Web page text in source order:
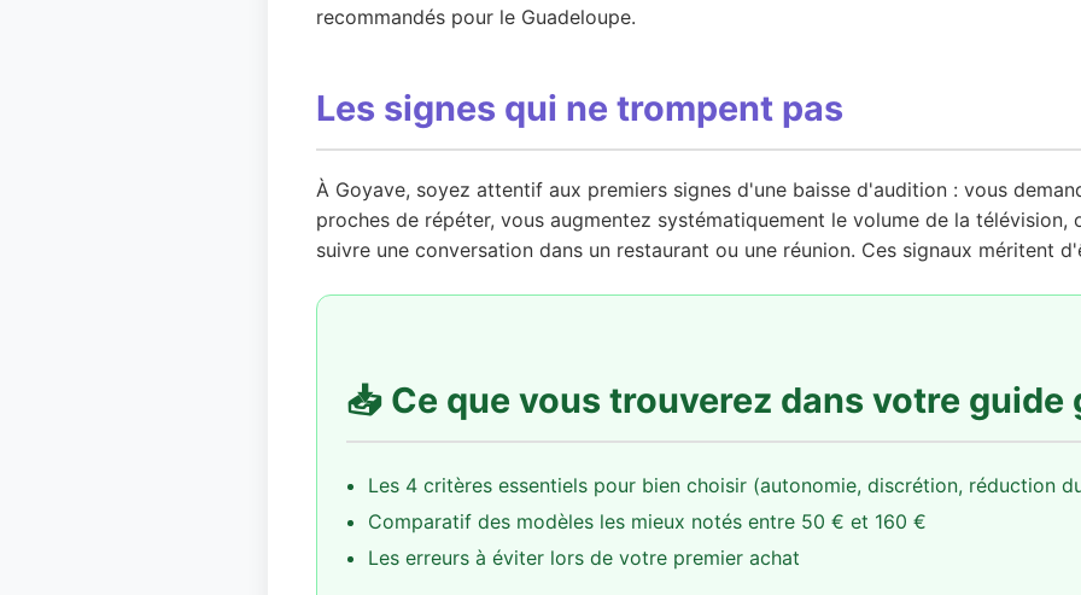
recommandés pour le Guadeloupe.
Les signes qui ne trompent pas
À Goyave, soyez attentif aux premiers signes d'une baisse d'audition : vous
proches de répéter, vous augmentez systématiquement le volume de la télévision,
suivre une conversation dans un restaurant ou une réunion. Ces signaux méritent
📥 Ce que vous trouverez dans votre guide
Les 4 critères essentiels pour bien choisir (autonomie, discrétion, réduction
Comparatif des modèles les mieux notés entre 50 € et 160 €
Les erreurs à éviter lors de votre premier achat